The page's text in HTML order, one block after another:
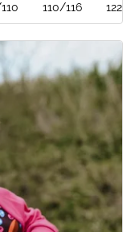
110/116 122/